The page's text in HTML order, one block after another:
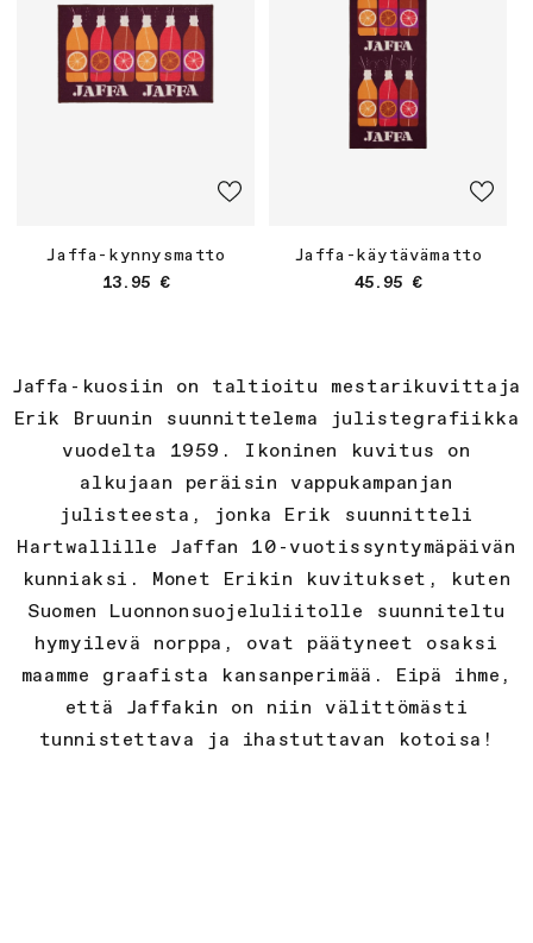
Jaffa-kynnysmatto
Normaalihinta
13.95 €
Jaffa-käytävämatto
Normaalihinta
45.95 €
Jaffa-kuosiin on taltioitu mestarikuvittaja
Erik Bruunin suunnittelema
julistegrafiikka
vuodelta 1959. Ikoninen kuvitus on
alkujaan peräisin vappukampanjan
julisteesta, jonka Erik suunnitteli
Hartwallille Jaffan 10-vuotissyntymäpäivän
kunniaksi. Monet Erikin kuvitukset, kuten
Suomen Luonnonsuojeluliitolle suunniteltu
hymyilevä norppa, ovat päätyneet osaksi
maamme graafista kansanperimää. Eipä ihme,
että Jaffakin on niin välittömästi
tunnistettava ja ihastuttavan kotoisa!